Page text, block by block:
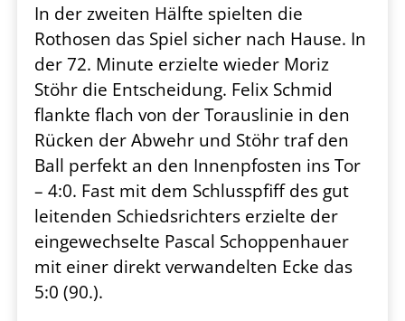
In der zweiten Hälfte spielten die
Rothosen das Spiel sicher nach Hause. In
der 72. Minute erzielte wieder Moriz
Stöhr die Entscheidung. Felix Schmid
flankte flach von der Torauslinie in den
Rücken der Abwehr und Stöhr traf den
Ball perfekt an den Innenpfosten ins Tor
– 4:0. Fast mit dem Schlusspfiff des gut
leitenden Schiedsrichters erzielte der
eingewechselte Pascal Schoppenhauer
mit einer direkt verwandelten Ecke das
5:0 (90.).